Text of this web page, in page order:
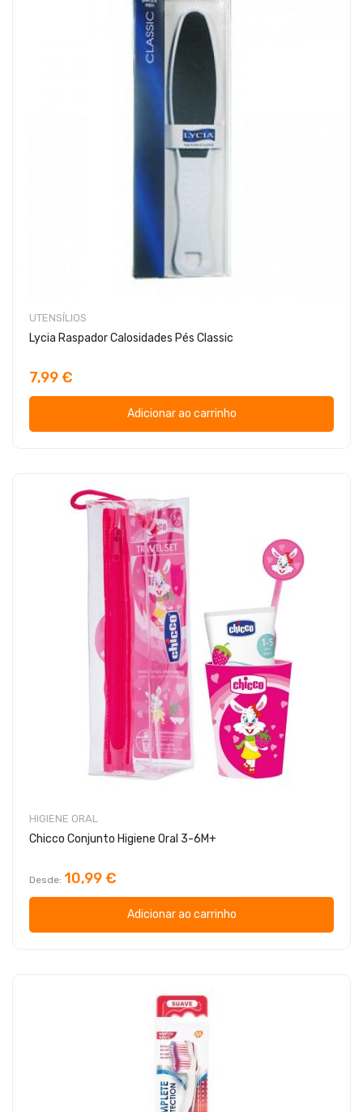
UTENSÍLIOS
Lycia Raspador Calosidades Pés Classic
7,99 €
Adicionar ao carrinho
HIGIENE ORAL
Chicco Conjunto Higiene Oral 3-6M+
Desde 10,99 €
Adicionar ao carrinho